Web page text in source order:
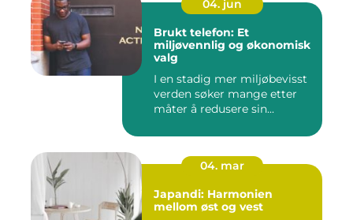
04. jun
Brukt telefon: Et
miljøvennlig og økonomisk
valg
I en stadig mer miljøbevisst
verden søker mange etter
måter å redusere sin...
04. mar
Japandi: Harmonien
mellom øst og vest